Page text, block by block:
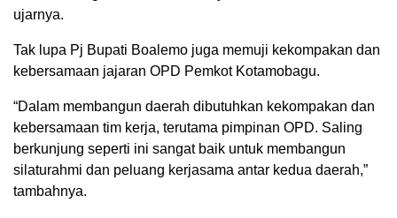
ujarnya.
Tak lupa Pj Bupati Boalemo juga memuji kekompakan dan
kebersamaan jajaran OPD Pemkot Kotamobagu.
“Dalam membangun daerah dibutuhkan kekompakan dan
kebersamaan tim kerja, terutama pimpinan OPD. Saling
berkunjung seperti ini sangat baik untuk membangun
silaturahmi dan peluang kerjasama antar kedua daerah,”
tambahnya.